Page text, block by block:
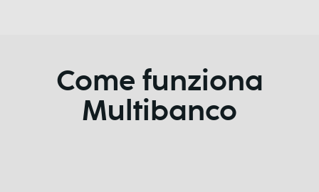
Come funziona
Multibanco